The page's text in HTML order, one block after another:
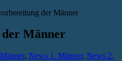
der Männer
der Männer
, News 1. Männer, News 2.